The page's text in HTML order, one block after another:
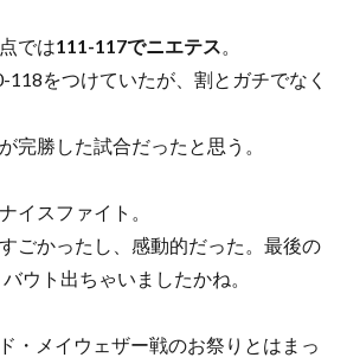
では111-117でニエテス
118をつけていたが、割とガチでなく
完勝した試合だったと思う。
イスファイト。
ごかったし、感動的だった。最後の
ウト出ちゃいましたかね。
・メイウェザー戦のお祭りとはまっ